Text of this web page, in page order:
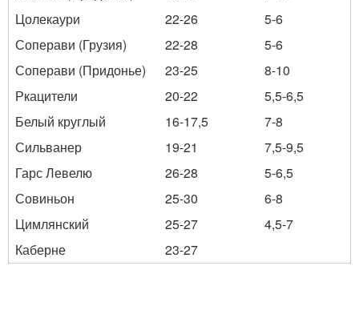
Цолекаури
22-26
5-6
Соперави (Грузия)
22-28
5-6
Соперави (Придонье)
23-25
8-10
Ркацители
20-22
5,5-6,5
Белый круглый
16-17,5
7-8
Сильванер
19-21
7,5-9,5
Гарс Левелю
26-28
5-6,5
Совиньон
25-30
6-8
Цимлянский
25-27
4,5-7
Каберне
23-27